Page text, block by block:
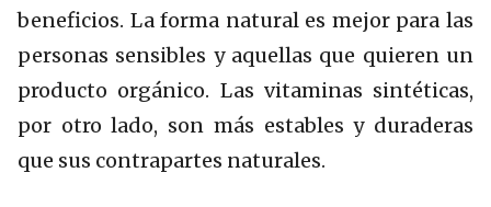
beneficios. La forma natural es mejor para las
personas sensibles y aquellas que quieren un
producto orgánico. Las vitaminas sintéticas,
por otro lado, son más estables y duraderas
que sus contrapartes naturales.